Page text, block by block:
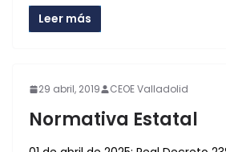
Leer más
29 abril, 2019 CEOE Valladolid
Normativa Estatal